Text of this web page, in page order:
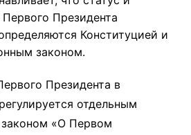
Президента
Конституцией и
законом.
Президента в
отдельным
«О Первом